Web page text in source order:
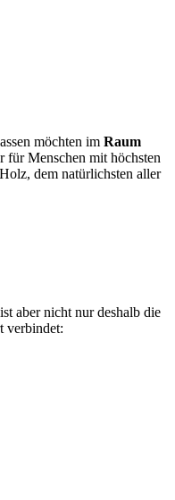
möchten im Raum
für Menschen mit höchsten
dem natürlichsten aller
aber nicht nur deshalb die
verbindet: